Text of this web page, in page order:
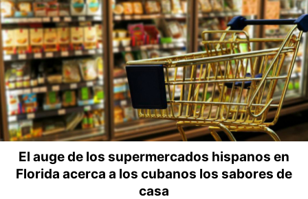
El auge de los supermercados hispanos en
Florida acerca a los cubanos los sabores de
casa